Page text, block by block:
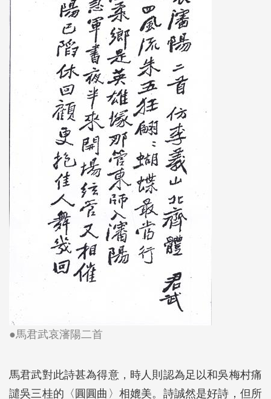
●馬君武哀瀋陽二首
馬君武對此詩甚為得意，時人則認為足以和吳梅村痛
譴吳三桂的〈圓圓曲〉相媲美。詩誠然是好詩，但所